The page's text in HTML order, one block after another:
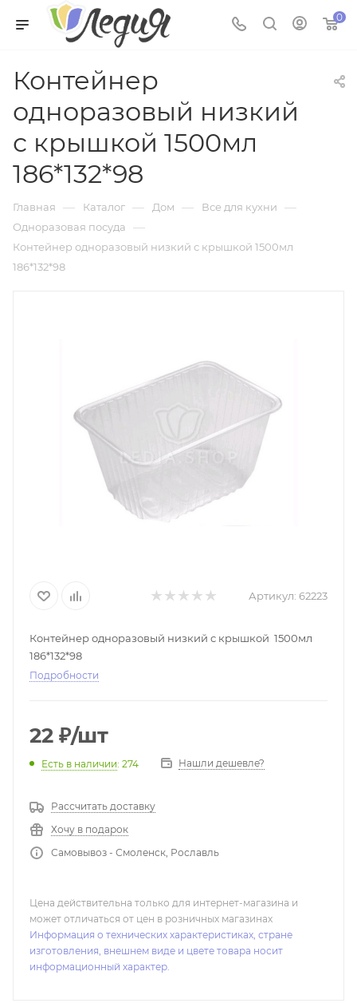
0
Контейнер
одноразовый низкий
с крышкой 1500мл
186*132*98
Главная — Каталог — Дом — Все для кухни —
Одноразовая посуда —
Контейнер одноразовый низкий с крышкой 1500мл
186*132*98
Артикул: 62223
Контейнер одноразовый низкий с крышкой 1500мл
186*132*98
Подробности
22 ₽/шт
Есть в наличии: 274 Нашли дешевле?
Рассчитать доставку
Хочу в подарок
Самовывоз - Смоленск, Рославль
Цена действительна только для интернет-магазина и
может отличаться от цен в розничных магазинах
Информация о технических характеристиках, стране
изготовления, внешнем виде и цвете товара носит
информационный характер.